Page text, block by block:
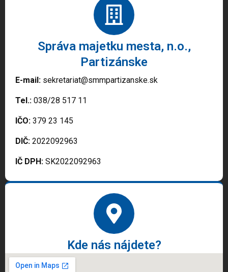
Správa majetku mesta, n.o.,
Partizánske
E-mail: sekretariat@smmpartizanske.sk
Tel.: 038/28 517 11
IČO: 379 23 145
DIČ: 2022092963
IČ DPH: SK2022092963
Kde nás nájdete?